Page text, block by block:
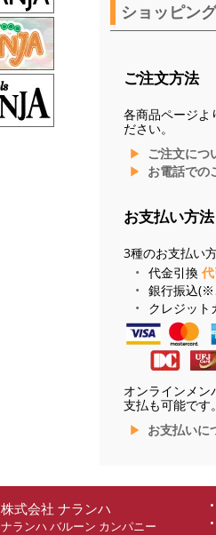
ショッピン
ご注文方法
各商品ページよ
ださい。
ご注文につ
お電話での
お支払い方法
3種のお支払い
代金引換
銀行振込(※
クレジット
オンラインメン
支払も可能です。
お支払いに
株式会社 ナランハ
ナランハ バルーン カンパニー